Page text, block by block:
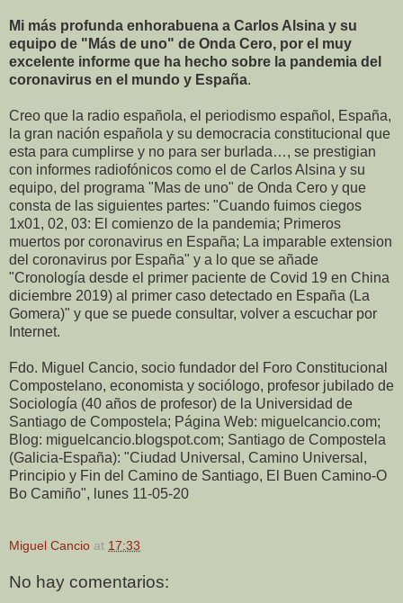
Mi más profunda enhorabuena a Carlos Alsina y su
equipo de "Más de uno" de Onda Cero, por el muy
excelente informe que ha hecho sobre la pandemia del
coronavirus en el mundo y España.
Creo que la radio española, el periodismo español, España,
la gran nación española y su democracia constitucional que
esta para cumplirse y no para ser burlada…, se prestigian
con informes radiofónicos como el de Carlos Alsina y su
equipo, del programa "Mas de uno" de Onda Cero y que
consta de las siguientes partes: "Cuando fuimos ciegos
1x01, 02, 03: El comienzo de la pandemia; Primeros
muertos por coronavirus en España; La imparable extension
del coronavirus por España" y a lo que se añade
"Cronología desde el primer paciente de Covid 19 en China
diciembre 2019) al primer caso detectado en España (La
Gomera)" y que se puede consultar, volver a escuchar por
Internet.
Fdo. Miguel Cancio, socio fundador del Foro Constitucional
Compostelano, economista y sociólogo, profesor jubilado de
Sociología (40 años de profesor) de la Universidad de
Santiago de Compostela; Página Web: miguelcancio.com;
Blog: miguelcancio.blogspot.com; Santiago de Compostela
(Galicia-España): "Ciudad Universal, Camino Universal,
Principio y Fin del Camino de Santiago, El Buen Camino-O
Bo Camiño", lunes 11-05-20
Miguel Cancio at 17:33
No hay comentarios: